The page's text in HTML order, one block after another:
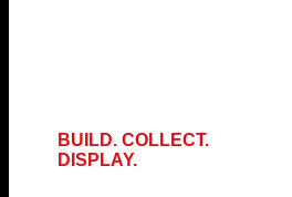
BUILD. COLLECT.
DISPLAY.